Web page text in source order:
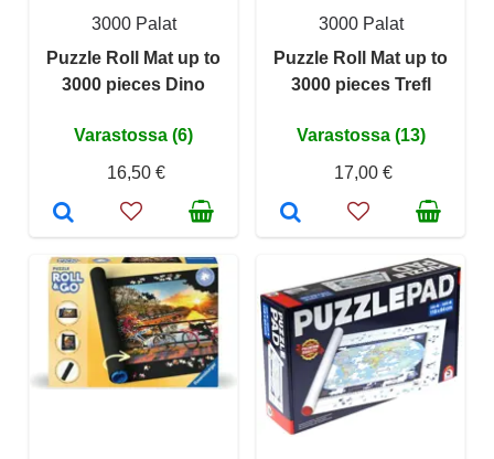
3000 Palat
Puzzle Roll Mat up to
3000 pieces Dino
Varastossa (6)
16,50 €
3000 Palat
Puzzle Roll Mat up to
3000 pieces Trefl
Varastossa (13)
17,00 €